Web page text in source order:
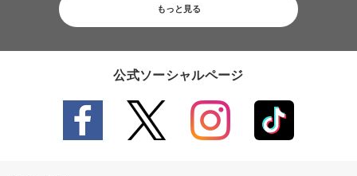
もっと見る
公式ソーシャルページ